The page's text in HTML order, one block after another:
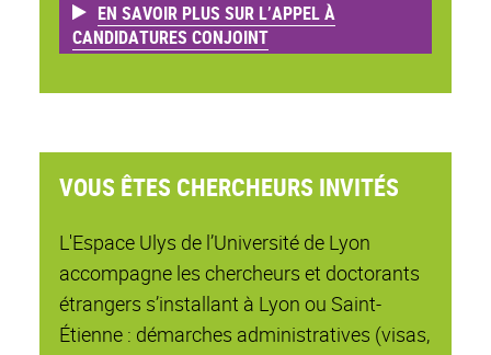
EN SAVOIR PLUS SUR L’APPEL À
CANDIDATURES CONJOINT
VOUS ÊTES CHERCHEURS INVITÉS
L'Espace Ulys de l’Université de Lyon
accompagne les chercheurs et doctorants
étrangers s’installant à Lyon ou Saint-
Étienne : démarches administratives (visas,